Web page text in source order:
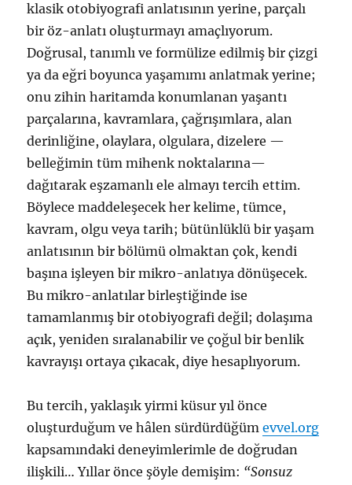
klasik otobiyografi anlatısının yerine, parçalı
bir öz-anlatı oluşturmayı amaçlıyorum.
Doğrusal, tanımlı ve formülize edilmiş bir çizgi
ya da eğri boyunca yaşamımı anlatmak yerine;
onu zihin haritamda konumlanan yaşantı
parçalarına, kavramlara, çağrışımlara, alan
derinliğine, olaylara, olgulara, dizelere —
belleğimin tüm mihenk noktalarına—
dağıtarak eşzamanlı ele almayı tercih ettim.
Böylece maddeleşecek her kelime, tümce,
kavram, olgu veya tarih; bütünlüklü bir yaşam
anlatısının bir bölümü olmaktan çok, kendi
başına işleyen bir mikro-anlatıya dönüşecek.
Bu mikro-anlatılar birleştiğinde ise
tamamlanmış bir otobiyografi değil; dolaşıma
açık, yeniden sıralanabilir ve çoğul bir benlik
kavrayışı ortaya çıkacak, diye hesaplıyorum.
Bu tercih, yaklaşık yirmi küsur yıl önce
oluşturduğum ve hâlen sürdürdüğümevvel.org
kapsamındaki deneyimlerimle de doğrudan
ilişkili… Yıllar önce şöyle demişim: “Sonsuz